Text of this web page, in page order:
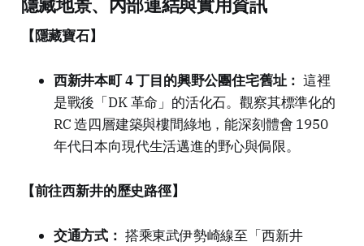
【隱藏寶石】
西新井本町 4 丁目的興野公團住宅舊址： 這裡
是戰後「DK 革命」的活化石。觀察其標準化的
RC 造四層建築與樓間綠地，能深刻體會 1950
年代日本向現代生活邁進的野心與侷限。
【前往西新井的歷史路徑】
交通方式： 搭乘東武伊勢崎線至「西新井